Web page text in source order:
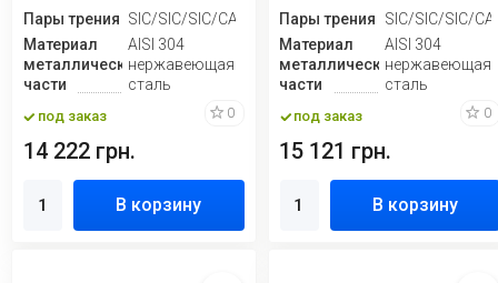
Пары трения SIC/SIC/SIC/CAR
Материал
металлической
части
AISI 304
нержавеющая
сталь
под заказ 0
14 222 грн.
В корзину
Пары трения
SIC/SIC/SIC/
Материал
металлической
части
AISI 304
нержавеющая
сталь
под заказ 0
15 121 грн.
В корзину